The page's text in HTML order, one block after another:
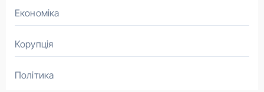
Економіка
Корупція
Політика